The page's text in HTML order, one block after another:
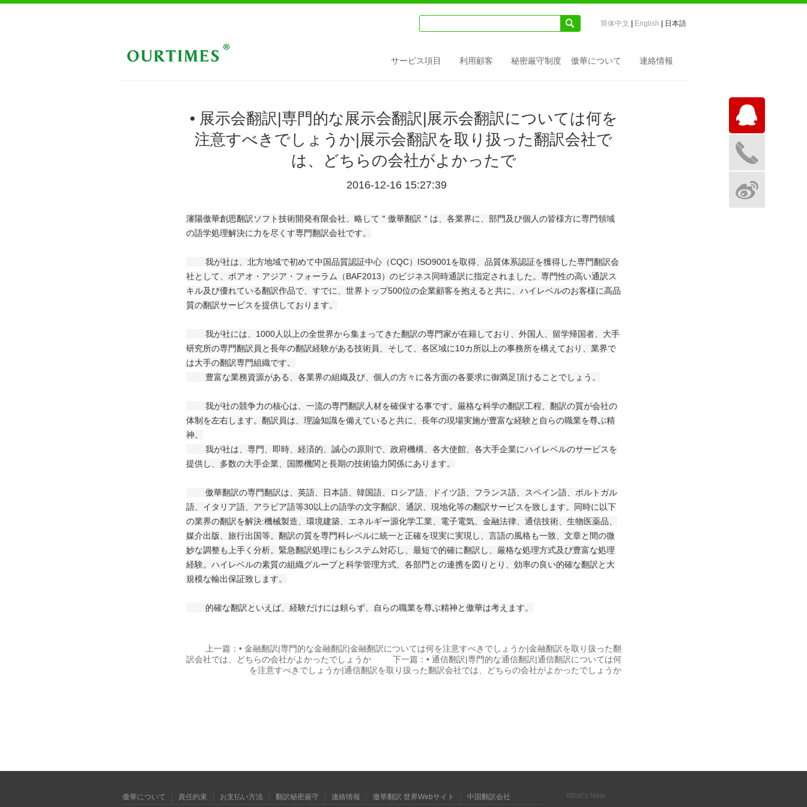
󰁌 简体中文 English 日本語
サービス項目 利用顧客 秘密厳守制度 傲華について 連絡情報
• 展示会翻訳|専門的な展示会翻訳|展示会翻訳については何を
注意すべきでしょうか|展示会翻訳を取り扱った翻訳会社で
は、どちらの会社がよかったで
2016-12-16 15:27:39
瀋陽傲華創思翻訳ソフト技術開発有限会社、略して＂傲華翻訳＂は、各業界に、部門及び個人の皆様方に専門領域
の語学処理解決に力を尽くす専門翻訳会社です。
我が社は、北方地域で初めて中国品質認証中心（CQC）ISO9001を取得、品質体系認証を獲得した専門翻訳会
社として、ボアオ・アジア・フォーラム（BAF2013）のビジネス同時通訳に指定されました。専門性の高い通訳ス
キル及び優れている翻訳作品で、すでに、世界トップ500位の企業顧客を抱えると共に、ハイレベルのお客様に高品
質の翻訳サービスを提供しております。
我が社には、1000人以上の全世界から集まってきた翻訳の専門家が在籍しており、外国人、留学帰国者、大手
研究所の専門翻訳員と長年の翻訳経験がある技術員、そして、各区域に10カ所以上の事務所を構えており、業界で
は大手の翻訳専門組織です。
豊富な業務資源がある、各業界の組織及び、個人の方々に各方面の各要求に御満足頂けることでしょう。
我が社の競争力の核心は、一流の専門翻訳人材を確保する事です。厳格な科学の翻訳工程、翻訳の質が会社の
体制を左右します。翻訳員は、理論知識を備えていると共に、長年の現場実施が豊富な経験と自らの職業を尊ぶ精
神。
我が社は、専門、即時、経済的、誠心の原則で、政府機構、各大使館、各大手企業にハイレベルのサービスを
提供し、多数の大手企業、国際機関と長期の技術協力関係にあります。
傲華翻訳の専門翻訳は、英語、日本語、韓国語、ロシア語、ドイツ語、フランス語、スペイン語、ポルトガル
語、イタリア語、アラビア語等30以上の語学の文字翻訳、通訳、現地化等の翻訳サービスを致します。同時に以下
の業界の翻訳を解決:機械製造、環境建築、エネルギー源化学工業、電子電気、金融法律、通信技術、生物医薬品、
媒介出版、旅行出国等。翻訳の質を専門科レベルに統一と正確を現実に実現し、言語の風格も一致、文章と間の微
妙な調整も上手く分析。緊急翻訳処理にもシステム対応し、最短で的確に翻訳し、厳格な処理方式及び豊富な処理
経験。ハイレベルの素質の組織グループと科学管理方式、各部門との連携を図りとり、効率の良い的確な翻訳と大
規模な輸出保証致します。
的確な翻訳といえば、経験だけには頼らず、自らの職業を尊ぶ精神と傲華は考えます。
上一篇：• 金融翻訳|専門的な金融翻訳|金融翻訳については何を注意すべきでしょうか|金融翻訳を取り扱った翻
訳会社では、どちらの会社がよかったでしょうか
下一篇：• 通信翻訳|専門的な通信翻訳|通信翻訳については何
を注意すべきでしょうか|通信翻訳を取り扱った翻訳会社では、どちらの会社がよかったでしょうか
傲華について 責任約束 お支払い方法 翻訳秘密厳守 連絡情報 傲華翻訳 世界Webサイト 中国翻訳会社 What’s New


